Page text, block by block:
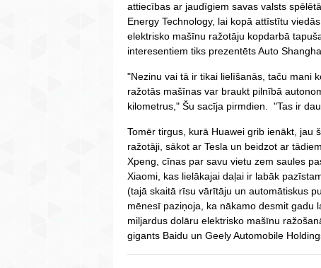
attiecības ar jaudīgiem savas valsts
Energy Technology, lai kopā attīstītu
elektrisko mašīnu ražotāju kopdarbā
interesentiem tiks prezentēts Auto
"Nezinu vai tā ir tikai lielīšanās, taču mani
ražotās mašīnas var braukt pilnībā
kilometrus," Šu sacīja pirmdien. "Tas ir
Tomēr tirgus, kurā Huawei grib ienākt, jau
ražotāji, sākot ar Tesla un beidzot ar
Xpeng, cīnas par savu vietu zem saules
Xiaomi, kas lielākajai daļai ir labāk
(tajā skaitā rīsu vārītāju un automātiskus
mēnesī paziņoja, ka nākamo desmit gadu
miljardus dolāru elektrisko mašīnu
gigants Baidu un Geely Automobile